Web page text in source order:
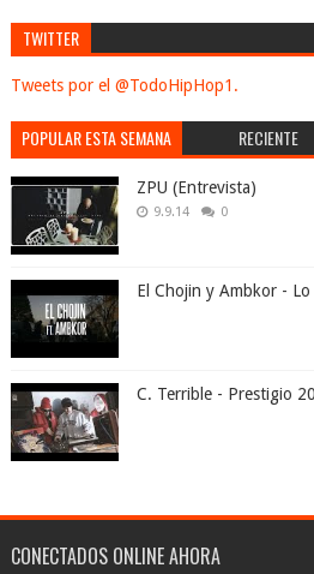
TWITTER
Tweets por el @TodoHipHop1.
POPULAR ESTA SEMANA RECIENTE
ZPU (Entrevista)
9.9.14 0
El Chojin y Ambkor -
C. Terrible - Prestigio
CONECTADOS ONLINE AHORA